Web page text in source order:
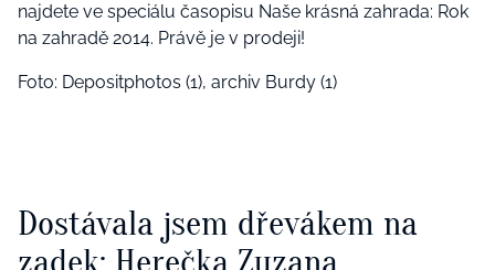
najdete ve speciálu časopisu Naše krásná zahrada: Rok
na zahradě 2014. Právě je v prodeji!
Foto: Depositphotos (1), archiv Burdy (1)
Dostávala jsem dřevákem na